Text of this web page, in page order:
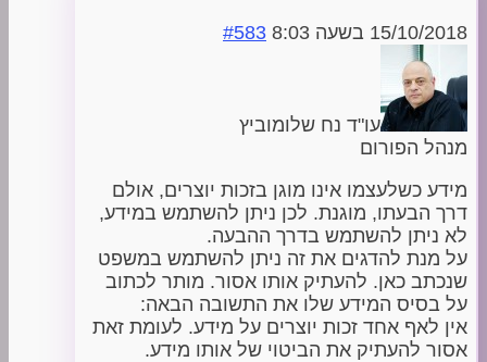
15/10/2018 בשעה 8:03 #583
עו"ד נח שלומוביץ
מנהל הפורום
מידע כשלעצמו אינו מוגן בזכות יוצרים, אולם
דרך הבעתו, מוגנת. לכן ניתן להשתמש במידע,
לא ניתן להשתמש בדרך ההבעה.
על מנת להדגים את זה ניתן להשתמש במשפט
שנכתב כאן. להעתיק אותו אסור. מותר לכתוב
על בסיס המידע שלו את התשובה הבאה:
אין לאף אחד זכות יוצרים על מידע. לעומת זאת
אסור להעתיק את הביטוי של אותו מידע.